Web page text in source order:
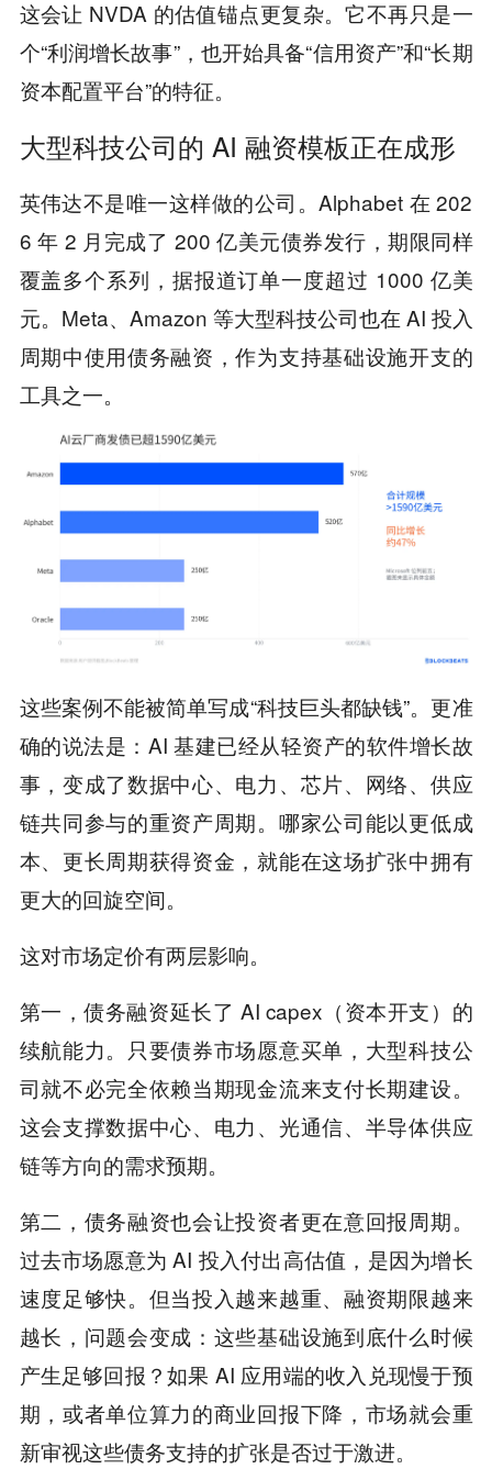
这会让 NVDA 的估值锚点更复杂。它不再只是一
个“利润增长故事”，也开始具备“信用资产”和“长期
资本配置平台”的特征。
大型科技公司的 AI 融资模板正在成形
英伟达不是唯一这样做的公司。Alphabet 在 202
6 年 2 月完成了 200 亿美元债券发行，期限同样
覆盖多个系列，据报道订单一度超过 1000 亿美
元。Meta、Amazon 等大型科技公司也在 AI 投入
周期中使用债务融资，作为支持基础设施开支的
工具之一。
这些案例不能被简单写成“科技巨头都缺钱”。更准
确的说法是：AI 基建已经从轻资产的软件增长故
事，变成了数据中心、电力、芯片、网络、供应
链共同参与的重资产周期。哪家公司能以更低成
本、更长周期获得资金，就能在这场扩张中拥有
更大的回旋空间。
这对市场定价有两层影响。
第一，债务融资延长了 AI capex（资本开支）的
续航能力。只要债券市场愿意买单，大型科技公
司就不必完全依赖当期现金流来支付长期建设。
这会支撑数据中心、电力、光通信、半导体供应
链等方向的需求预期。
第二，债务融资也会让投资者更在意回报周期。
过去市场愿意为 AI 投入付出高估值，是因为增长
速度足够快。但当投入越来越重、融资期限越来
越长，问题会变成：这些基础设施到底什么时候
产生足够回报？如果 AI 应用端的收入兑现慢于预
期，或者单位算力的商业回报下降，市场就会重
新审视这些债务支持的扩张是否过于激进。